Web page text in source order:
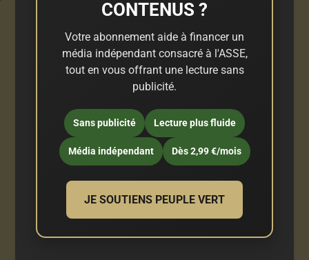
CONTENUS ?
Votre abonnement aide à financer un
média indépendant consacré à l'ASSE,
tout en vous offrant une lecture sans
publicité.
Sans publicité Lecture plus fluide
Média indépendant Dès 2,99 €/mois
JE SOUTIENS PEUPLE VERT